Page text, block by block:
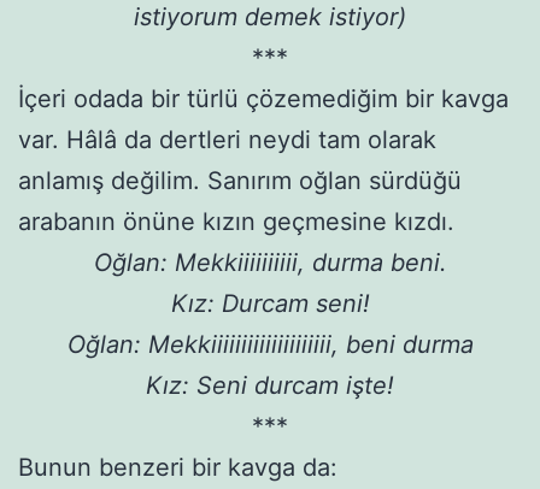
istiyorum demek istiyor)
***
İçeri odada bir türlü çözemediğim bir kavga
var. Hâlâ da dertleri neydi tam olarak
anlamış değilim. Sanırım oğlan sürdüğü
arabanın önüne kızın geçmesine kızdı.
Oğlan: Mekkiiiiiiiiii, durma beni.
Kız: Durcam seni!
Oğlan: Mekkiiiiiiiiiiiiiiiiiiii, beni durma
Kız: Seni durcam işte!
***
Bunun benzeri bir kavga da: